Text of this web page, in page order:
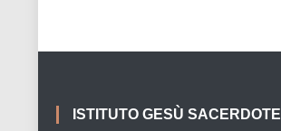
ISTITUTO GESÙ SACERDOTE